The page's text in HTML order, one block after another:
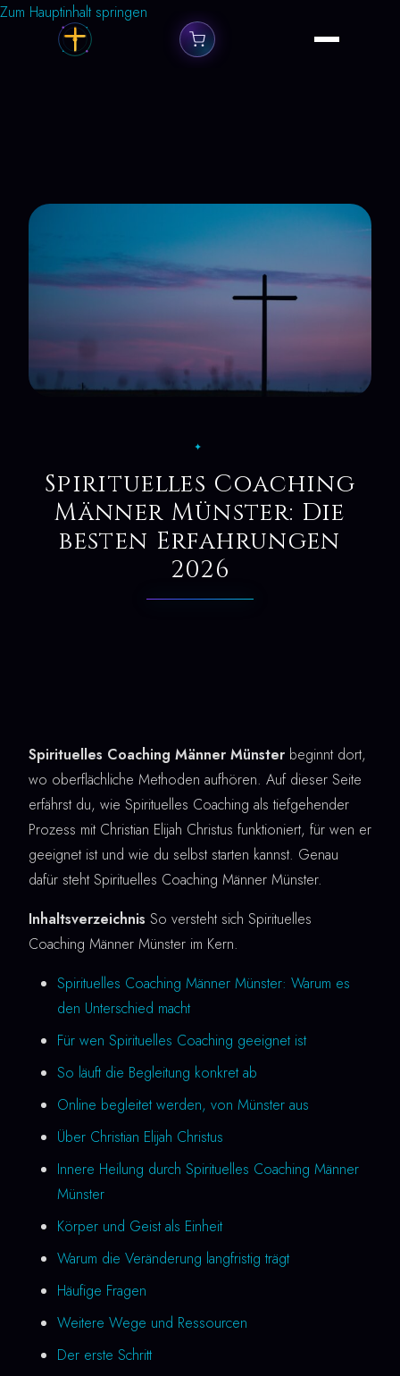
Zum Hauptinhalt springen
✦
Spirituelles Coaching
Männer Münster: Die
besten Erfahrungen
2026
Spirituelles Coaching Männer Münster beginnt dort,
wo oberflächliche Methoden aufhören. Auf dieser Seite
erfährst du, wie Spirituelles Coaching als tiefgehender
Prozess mit Christian Elijah Christus funktioniert, für wen er
geeignet ist und wie du selbst starten kannst. Genau
dafür steht Spirituelles Coaching Männer Münster.
Inhaltsverzeichnis So versteht sich Spirituelles
Coaching Männer Münster im Kern.
Spirituelles Coaching Männer Münster: Warum es
den Unterschied macht
Für wen Spirituelles Coaching geeignet ist
So läuft die Begleitung konkret ab
Online begleitet werden, von Münster aus
Über Christian Elijah Christus
Innere Heilung durch Spirituelles Coaching Männer
Münster
Körper und Geist als Einheit
Warum die Veränderung langfristig trägt
Häufige Fragen
Weitere Wege und Ressourcen
Der erste Schritt